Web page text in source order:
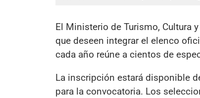
El Ministerio de Turismo, Cultura
que deseen integrar el elenco
cada año reúne a cientos de
La inscripción estará disponible
para la convocatoria. Los